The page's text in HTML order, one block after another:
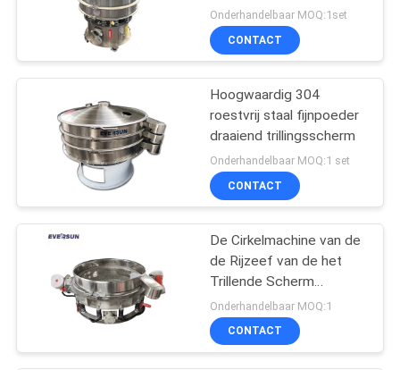
pigment, filter voor
additieven en
onzuiverheden
Onderhandelbaar MOQ:1set
CONTACT
Hoogwaardig 304
roestvrij staal fijnpoeder
draaiend trillingsscherm
Onderhandelbaar MOQ:1 set
CONTACT
De Cirkelmachine van de
de Rijzeef van de het
Trillende Scherm
Dubbele Trillende Motor
van de graanbloem
Rechte
Onderhandelbaar MOQ:1
CONTACT